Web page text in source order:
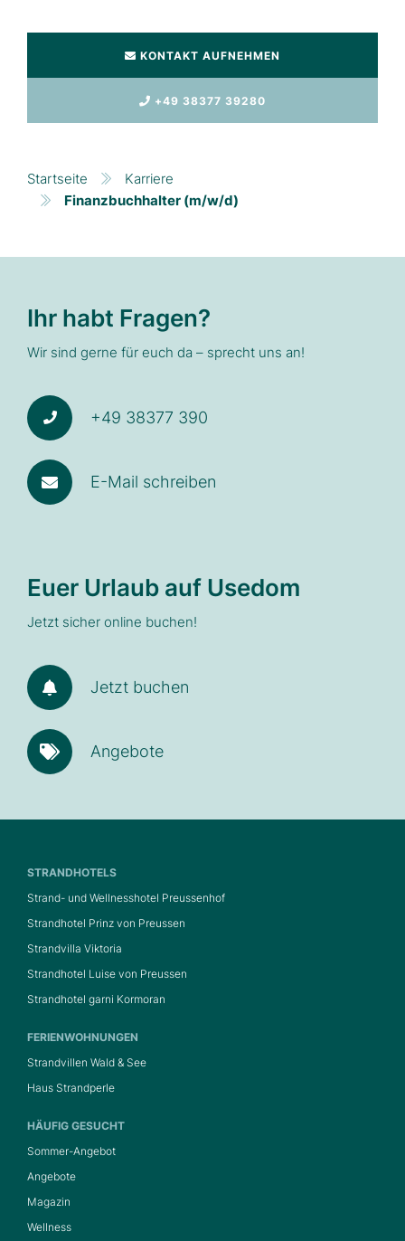
KONTAKT AUFNEHMEN
+49 38377 39280
Startseite
Karriere
Finanzbuchhalter (m/w/d)
Ihr habt Fragen?
Wir sind gerne für euch da – sprecht uns an!
+49 38377 390
E-Mail schreiben
Euer Urlaub auf Usedom
Jetzt sicher online buchen!
Jetzt buchen
Angebote
STRANDHOTELS
Strand- und Wellnesshotel Preussenhof
Strandhotel Prinz von Preussen
Strandvilla Viktoria
Strandhotel Luise von Preussen
Strandhotel garni Kormoran
FERIENWOHNUNGEN
Strandvillen Wald & See
Haus Strandperle
HÄUFIG GESUCHT
Sommer-Angebot
Angebote
Magazin
Wellness